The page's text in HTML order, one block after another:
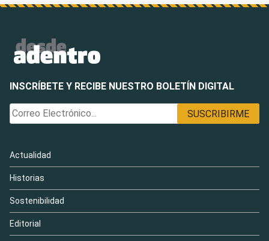
INSCRÍBETE Y RECIBE NUESTRO BOLETÍN DIGITAL
Actualidad
Historias
Sostenibilidad
Editorial